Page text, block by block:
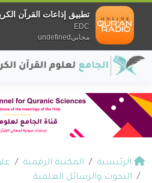
الرئيسية المكتبة الرقمية
البحوث والرسائل العلمية
تطبيق إذاعات القرآن
EDC
مجانيundefined